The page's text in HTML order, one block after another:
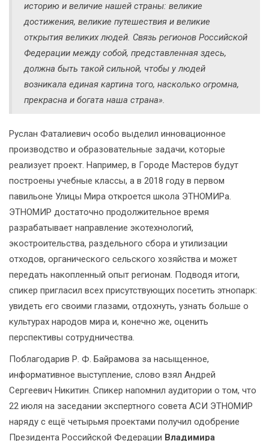
историю и величие нашей страны: великие
достижения, великие путешествия и великие
открытия великих людей. Связь регионов Российской
Федерации между собой, представленная здесь,
должна быть такой сильной, чтобы у людей
возникала единая картина того, насколько огромна,
прекрасна и богата наша страна».
Руслан Фаталиевич особо выделил инновационное
производство и образовательные задачи, которые
реализует проект. Например, в Городе Мастеров будут
построены учебные классы, а в 2018 году в первом
павильоне Улицы Мира откроется школа ЭТНОМИРа.
ЭТНОМИР достаточно продолжительное время
разрабатывает направление экотехнологий,
экостроительства, раздельного сбора и утилизации
отходов, органического сельского хозяйства и может
передать накопленный опыт регионам. Подводя итоги,
спикер пригласил всех присутствующих посетить этнопарк:
увидеть его своими глазами, отдохнуть, узнать больше о
культурах народов мира и, конечно же, оценить
перспективы сотрудничества.
Поблагодарив Р. Ф. Байрамова за насыщенное,
информативное выступление, слово взял Андрей
Сергеевич Никитин. Спикер напомнил аудитории о том, что
22 июля на заседании экспертного совета АСИ ЭТНОМИР
наряду с ещё четырьмя проектами получил одобрение
Президента Российской Федерации Владимира